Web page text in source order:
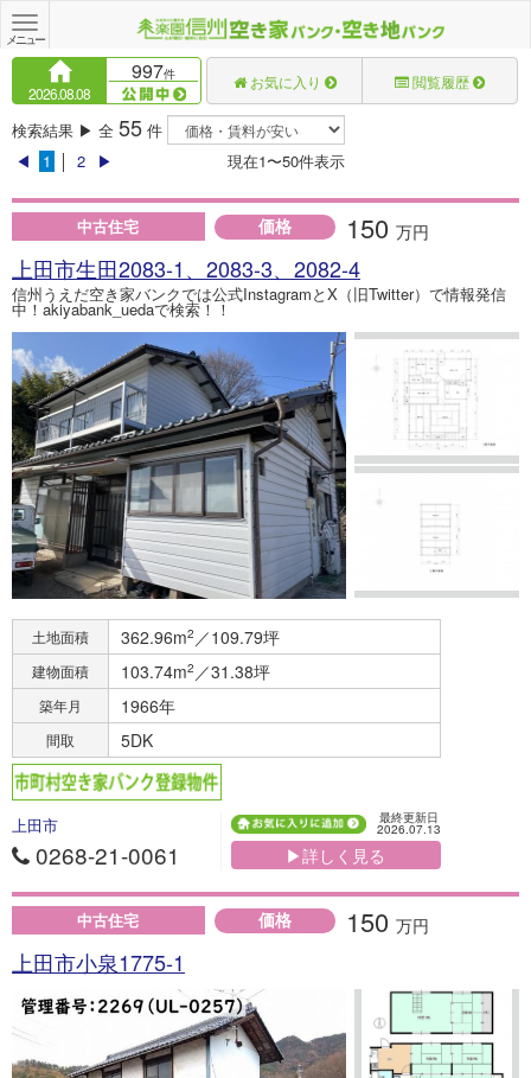
Toggle
navigation
メニュー
2026.08.08
997件 お気に入り 閲覧履歴
検索結果 ▶ 全 55 件
◀
1 │ 2 ▶ 現在1〜50件表示
中古住宅 価格 150 万円
上田市生田2083-1、2083-3、2082-4
信州うえだ空き家バンクでは公式InstagramとX（旧Twitter）で情報発信
中！akiyabank_uedaで検索！！
土地面積 362.96m2 ／109.79坪
建物面積 103.74m2 ／31.38坪
築年月 1966年
間取 5DK
上田市
0268-21-0061
最終更新日
2026.07.13
▶詳しく見る
中古住宅 価格 150 万円
上田市小泉1775-1